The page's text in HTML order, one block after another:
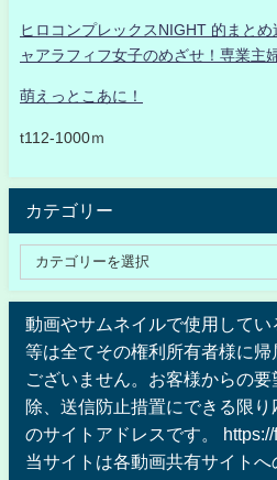
ヒロコンプレックスNIGHT 的まと
ャアラフィフ女子のめざせ！専業主
萌えっとこあに！
t112-1000ｍ
カテゴリー
動画やサムネイルで使用して
等は全てその権利所有者様に
ございません。お客様からの
除、送信防止措置にできる限
のサイトアドレスです。
当サイトは各動画共有サイト